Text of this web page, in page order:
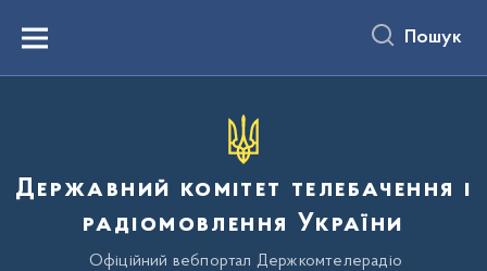
вмістуMenu Пошук
Державний комітет телебачення і
радіомовлення України
Офіційний вебпортал Держкомтелерадіо